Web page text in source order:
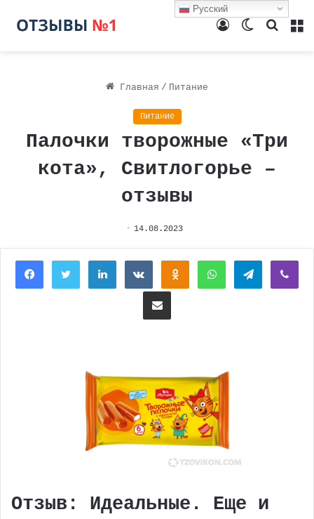
Поиск
Switch
Войти
Главная / Питание
Питание
Палочки творожные «Три
кота», Свитлогорье –
отзывы
14.08.2023
FacebookTwitterLinkedInВконтактеОдноклассники
WhatsAppTelegram
Поделиться через электронную почту
Отзыв: Идеальные. Еще и
Русский